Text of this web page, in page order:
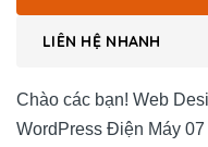
LIÊN HỆ NHANH
Chào các bạn! Web
WordPress Điện Máy